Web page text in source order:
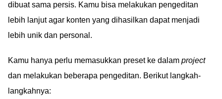
dibuat sama persis. Kamu bisa melakukan pengeditan
lebih lanjut agar konten yang dihasilkan dapat menjadi
lebih unik dan personal.
Kamu hanya perlu memasukkan preset ke dalam project
dan melakukan beberapa pengeditan. Berikut langkah-
langkahnya: